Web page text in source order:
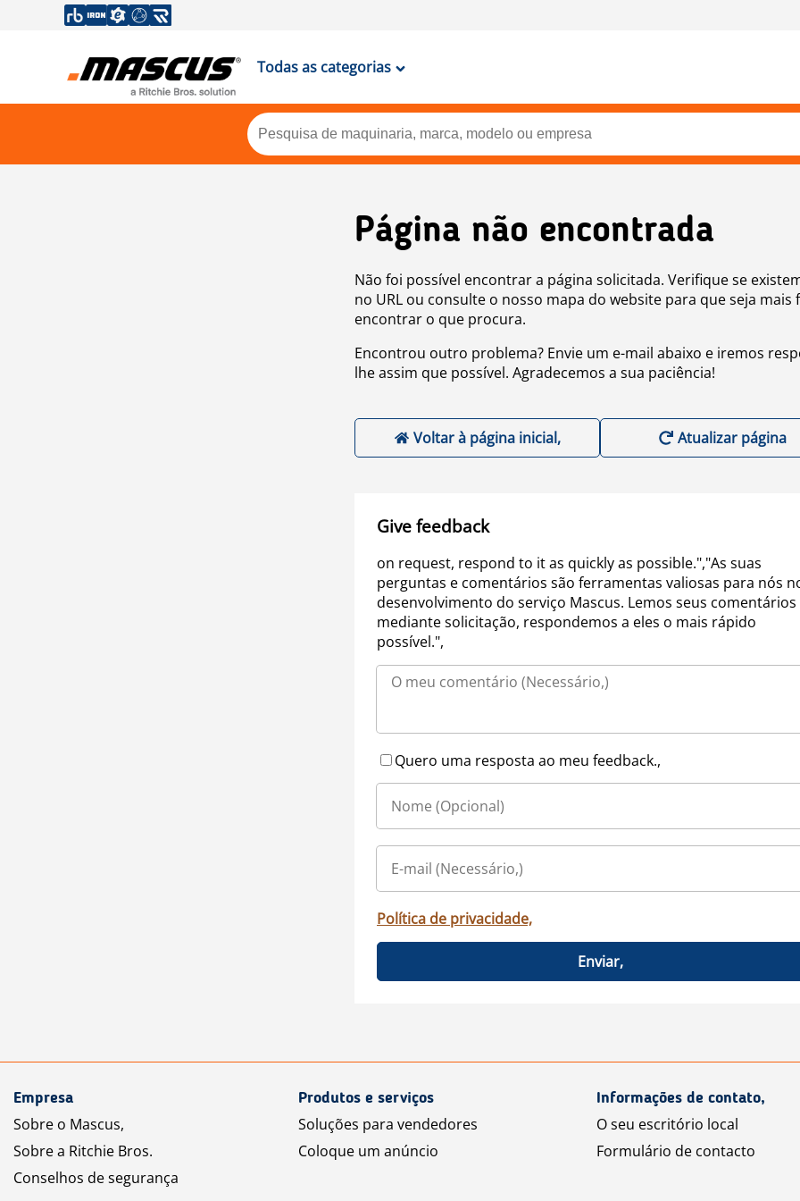
Todas as categorias
Página não encontrada
Não foi possível encontrar a página solicitada. Verifique se
no URL ou consulte o nosso mapa do website para que seja mais
encontrar o que procura.
Encontrou outro problema? Envie um e-mail abaixo e iremos
lhe assim que possível. Agradecemos a sua paciência!
Voltar à página inicial, Atualizar página
Give feedback
on request, respond to it as quickly as possible.","As suas
perguntas e comentários são ferramentas valiosas para nós
desenvolvimento do serviço Mascus. Lemos seus comentários
mediante solicitação, respondemos a eles o mais rápido
possível.",
Quero uma resposta ao meu feedback.,
Política de privacidade,
Enviar,
Empresa
Sobre o Mascus,
Sobre a Ritchie Bros.
Conselhos de segurança
Produtos e serviços
Soluções para vendedores
Coloque um anúncio
Informações de contato,
O seu escritório local
Formulário de contacto